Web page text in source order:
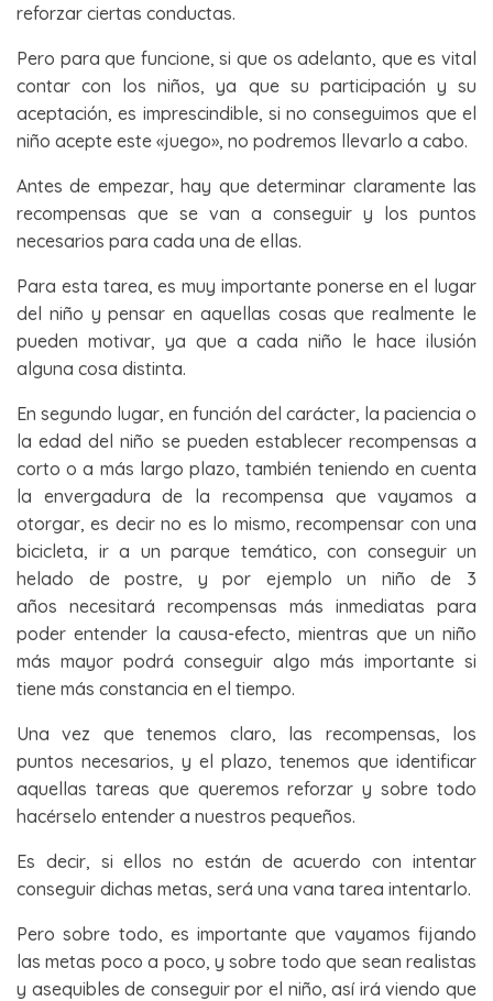
reforzar ciertas conductas.
Pero para que funcione, si que os adelanto, que es vital
contar con los niños, ya que su participación y su
aceptación, es imprescindible, si no conseguimos que el
niño acepte este «juego», no podremos llevarlo a cabo.
Antes de empezar, hay que determinar claramente las
recompensas que se van a conseguir y los puntos
necesarios para cada una de ellas.
Para esta tarea, es muy importante ponerse en el lugar
del niño y pensar en aquellas cosas que realmente le
pueden motivar, ya que a cada niño le hace ilusión
alguna cosa distinta.
En segundo lugar, en función del carácter, la paciencia o
la edad del niño se pueden establecer recompensas a
corto o a más largo plazo, también teniendo en cuenta
la envergadura de la recompensa que vayamos a
otorgar, es decir no es lo mismo, recompensar con una
bicicleta, ir a un parque temático, con conseguir un
helado de postre, y por ejemplo un niño de 3
años necesitará recompensas más inmediatas para
poder entender la causa-efecto, mientras que un niño
más mayor podrá conseguir algo más importante si
tiene más constancia en el tiempo.
Una vez que tenemos claro, las recompensas, los
puntos necesarios, y el plazo, tenemos que identificar
aquellas tareas que queremos reforzar y sobre todo
hacérselo entender a nuestros pequeños.
Es decir, si ellos no están de acuerdo con intentar
conseguir dichas metas, será una vana tarea intentarlo.
Pero sobre todo, es importante que vayamos fijando
las metas poco a poco, y sobre todo que sean realistas
y asequibles de conseguir por el niño, así irá viendo que